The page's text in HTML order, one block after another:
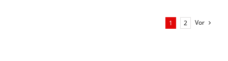
1 2 Vor